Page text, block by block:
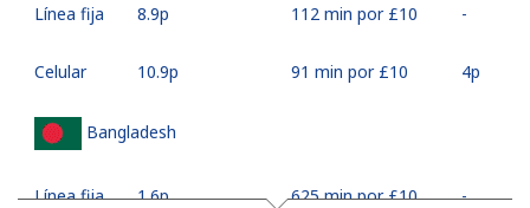
Línea fija ⁦8.9p⁩ 112 min por ⁦£10⁩ -
Celular ⁦10.9p⁩ 91 min por ⁦£10⁩ ⁦4p⁩
Bangladesh
Línea fija ⁦1.6p⁩ 625 min por ⁦£10⁩ -